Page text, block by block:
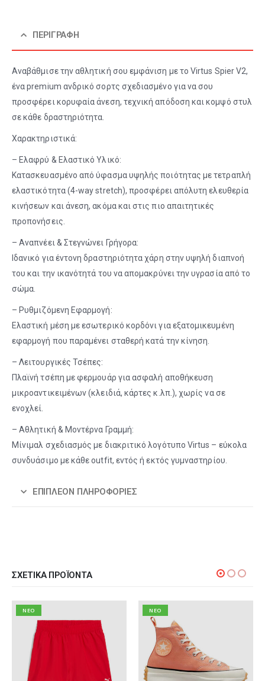
ΠΕΡΙΓΡΑΦΉ
Αναβάθμισε την αθλητική σου εμφάνιση με το Virtus Spier V2,
ένα premium ανδρικό σορτς σχεδιασμένο για να σου
προσφέρει κορυφαία άνεση, τεχνική απόδοση και κομψό στυλ
σε κάθε δραστηριότητα.
Χαρακτηριστικά:
– Ελαφρύ & Ελαστικό Υλικό:
Κατασκευασμένο από ύφασμα υψηλής ποιότητας με τετραπλή
ελαστικότητα (4-way stretch), προσφέρει απόλυτη ελευθερία
κινήσεων και άνεση, ακόμα και στις πιο απαιτητικές
προπονήσεις.
– Αναπνέει & Στεγνώνει Γρήγορα:
Ιδανικό για έντονη δραστηριότητα χάρη στην υψηλή διαπνοή
του και την ικανότητά του να απομακρύνει την υγρασία από το
σώμα.
– Ρυθμιζόμενη Εφαρμογή:
Ελαστική μέση με εσωτερικό κορδόνι για εξατομικευμένη
εφαρμογή που παραμένει σταθερή κατά την κίνηση.
– Λειτουργικές Τσέπες:
Πλαϊνή τσέπη με φερμουάρ για ασφαλή αποθήκευση
μικροαντικειμένων (κλειδιά, κάρτες κ.λπ.), χωρίς να σε
ενοχλεί.
– Αθλητική & Μοντέρνα Γραμμή:
Μίνιμαλ σχεδιασμός με διακριτικό λογότυπο Virtus – εύκολα
συνδυάσιμο με κάθε outfit, εντός ή εκτός γυμναστηρίου.
ΕΠΙΠΛΈΟΝ ΠΛΗΡΟΦΟΡΊΕΣ
ΣΧΕΤΙΚΆ ΠΡΟΪΌΝΤΑ
NEO NEO